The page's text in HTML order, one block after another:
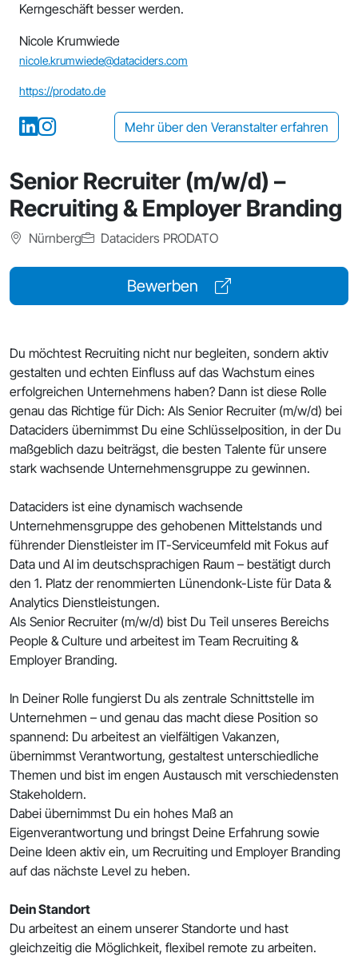
Kerngeschäft besser werden.
Nicole Krumwiede
nicole.krumwiede@dataciders.com
https://prodato.de
Mehr über den Veranstalter erfahren
Senior Recruiter (m/w/d) –
Recruiting & Employer Branding
Nürnberg Dataciders PRODATO
Bewerben
Du möchtest Recruiting nicht nur begleiten, sondern aktiv
gestalten und echten Einfluss auf das Wachstum eines
erfolgreichen Unternehmens haben? Dann ist diese Rolle
genau das Richtige für Dich: Als Senior Recruiter (m/w/d) bei
Dataciders übernimmst Du eine Schlüsselposition, in der Du
maßgeblich dazu beiträgst, die besten Talente für unsere
stark wachsende Unternehmensgruppe zu gewinnen.
Dataciders ist eine dynamisch wachsende
Unternehmensgruppe des gehobenen Mittelstands und
führender Dienstleister im IT-Serviceumfeld mit Fokus auf
Data und AI im deutschsprachigen Raum – bestätigt durch
den 1. Platz der renommierten Lünendonk-Liste für Data &
Analytics Dienstleistungen.
Als Senior Recruiter (m/w/d) bist Du Teil unseres Bereichs
People & Culture und arbeitest im Team Recruiting &
Employer Branding.
In Deiner Rolle fungierst Du als zentrale Schnittstelle im
Unternehmen – und genau das macht diese Position so
spannend: Du arbeitest an vielfältigen Vakanzen,
übernimmst Verantwortung, gestaltest unterschiedliche
Themen und bist im engen Austausch mit verschiedensten
Stakeholdern.
Dabei übernimmst Du ein hohes Maß an
Eigenverantwortung und bringst Deine Erfahrung sowie
Deine Ideen aktiv ein, um Recruiting und Employer Branding
auf das nächste Level zu heben.
Dein Standort
Du arbeitest an einem unserer Standorte und hast
gleichzeitig die Möglichkeit, flexibel remote zu arbeiten.